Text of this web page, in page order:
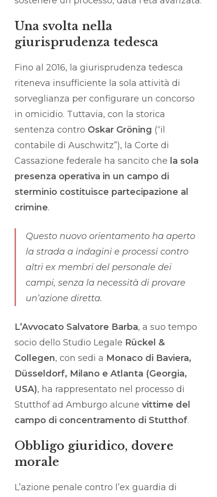
Una svolta nella
giurisprudenza tedesca
Fino al 2016, la giurisprudenza tedesca
riteneva insufficiente la sola attività di
sorveglianza per configurare un concorso
in omicidio. Tuttavia, con la storica
sentenza contro Oskar Gröning (“il
contabile di Auschwitz”), la Corte di
Cassazione federale ha sancito che la sola
presenza operativa in un campo di
sterminio costituisce partecipazione al
crimine.
Questo nuovo orientamento ha aperto
la strada a indagini e processi contro
altri ex membri del personale dei
campi, senza la necessità di provare
un’azione diretta.
L’Avvocato Salvatore Barba, a suo tempo
socio dello Studio Legale Rückel &
Collegen, con sedi a Monaco di Baviera,
Düsseldorf, Milano e Atlanta (Georgia,
USA), ha rappresentato nel processo di
Stutthof ad Amburgo alcune vittime del
campo di concentramento di Stutthof.
Obbligo giuridico, dovere
morale
L’azione penale contro l’ex guardia di